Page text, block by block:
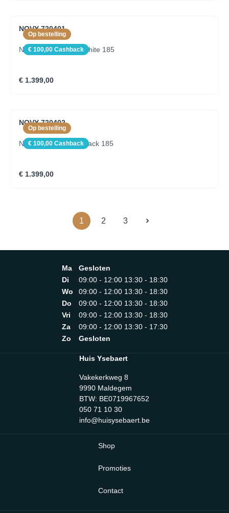
Op bestelling
€ 100,00 Cashback
NOVY 720401
Novy Shelf Mineral White 185
€ 1.399,00
Op bestelling
€ 100,00 Cashback
NOVY 720402
Novy Shelf Mineral Black 185
€ 1.399,00
1 2 3
Ma
Gesloten
Di
09:00 - 12:00 13:30 - 18:30
Wo
09:00 - 12:00 13:30 - 18:30
Do
09:00 - 12:00 13:30 - 18:30
Vri
09:00 - 12:00 13:30 - 18:30
Za
09:00 - 12:00 13:30 - 17:30
Zo
Gesloten
Huis Ysebaert
Vakekerkweg 8
9990 Maldegem
BTW: BE0719967652
050 71 10 30
info@huisysebaert.be
Shop
Promoties
Contact